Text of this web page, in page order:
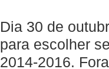
Dia 30 de
para escolher
2014-2016.